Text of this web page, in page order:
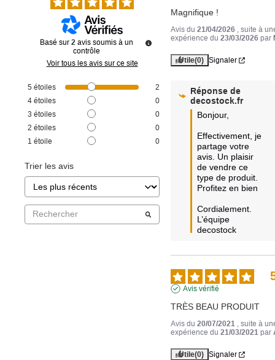
Basé sur 2 avis soumis à un
contrôle
Voir tous les avis sur ce site
5 étoiles
2
4 étoiles
0
3 étoiles
0
2 étoiles
0
1 étoile 0
Trier les avis
Magnifique !
Avis du 21/04/2026 , suite à
expérience du 23/03/2026 par
Utile(0) Signaler
Réponse de
decostock.fr
Bonjour,
Effectivement, je
partage votre
avis. Un plaisir
de vendre ce
type de produit.
Profitez en bien
Cordialement.
L’équipe
decostock
Avis vérifié
TRÈS BEAU PRODUIT
Avis du 20/07/2021 , suite à
expérience du 21/03/2021 par
Utile(0) Signaler